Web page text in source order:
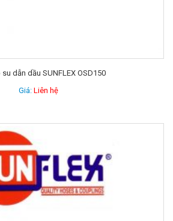
dẫn dầu SUNFLEX OSD150
Giá: Liên hệ